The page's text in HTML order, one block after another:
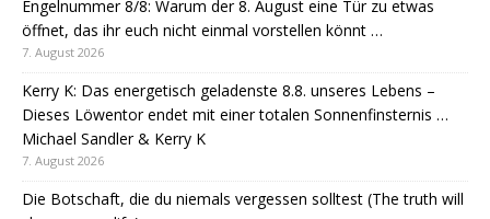
Engelnummer 8/8: Warum der 8. August eine Tür zu etwas
öffnet, das ihr euch nicht einmal vorstellen könnt …
7. August 2026
Kerry K: Das energetisch geladenste 8.8. unseres Lebens –
Dieses Löwentor endet mit einer totalen Sonnenfinsternis …
Michael Sandler & Kerry K
7. August 2026
Die Botschaft, die du niemals vergessen solltest (The truth will